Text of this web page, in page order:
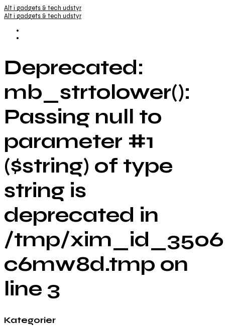
Alt i gadgets & tech udstyr
Alt i gadgets & tech udstyr
Deprecated:
mb_strtolower():
Passing null to
parameter #1
($string) of type
string is
deprecated in
/tmp/
c6mw8d.tmp on
line 3
Kategorier